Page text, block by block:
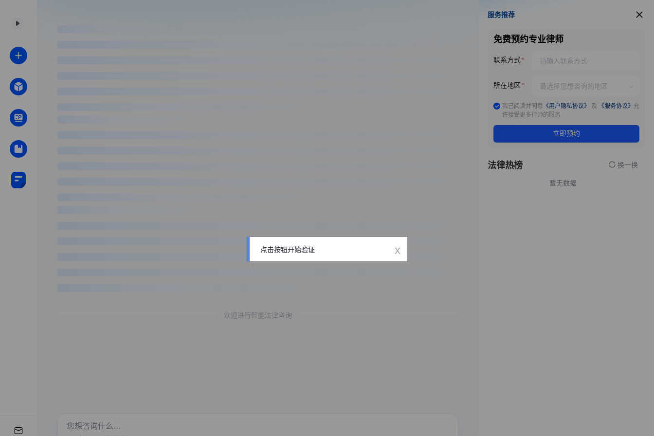
欢迎进行智能法律咨询
服务推荐
服务推荐
免费预约专业律师
联系方式
所在地区
我已阅读并同意 《用户隐私协议》 及 《服务协议》 允
许接受更多律师的服务
立即预约
法律热榜 换一换
暂无数据
点击按钮开始验证 x